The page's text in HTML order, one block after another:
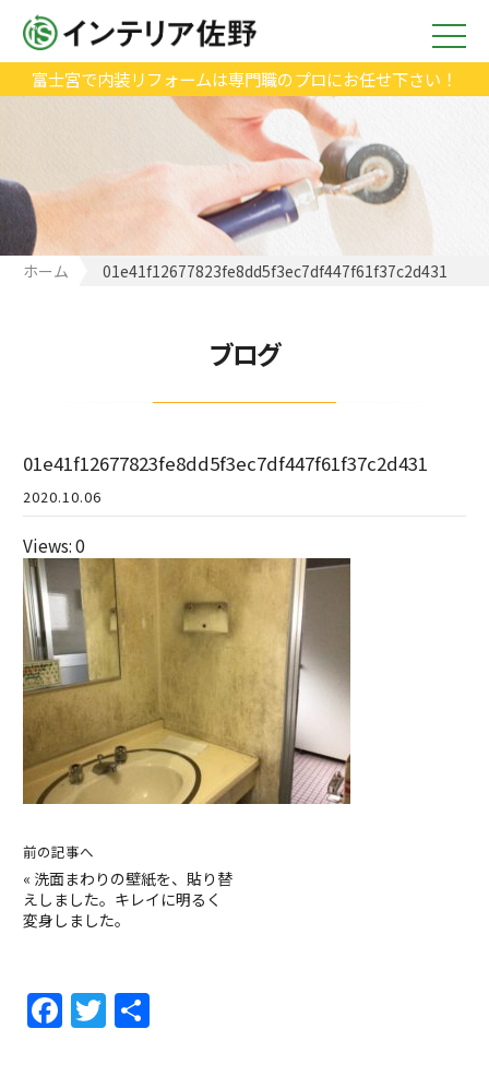
富士宮で内装リフォームは専門職のプロにお任せ下さい！
ホーム 01e41f12677823fe8dd5f3ec7df447f61f37c2d431
ブログ
01e41f12677823fe8dd5f3ec7df447f61f37c2d431
2020.10.06
Views: 0
前の記事へ
« 洗面まわりの壁紙を、貼り替
えしました。キレイに明るく
変身しました。
F
a
T
w